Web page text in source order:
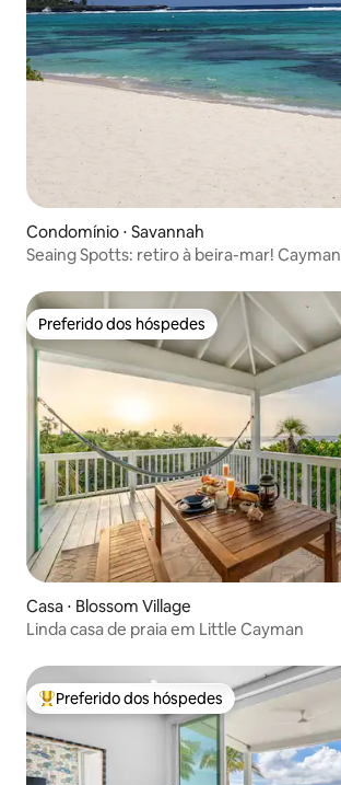
Condomínio ⋅ Savannah
Seaing Spotts: retiro à beira-mar! Cayman
Preferido dos hóspedes
Preferido dos hóspedes
Casa ⋅ Blossom Village
Linda casa de praia em Little Cayman
Entre os melhores preferidos dos hóspedes
Preferido dos hóspedes